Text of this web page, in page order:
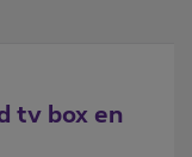
tv box en